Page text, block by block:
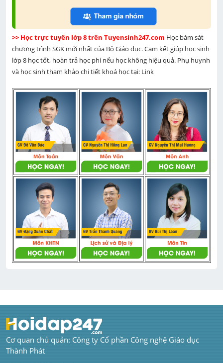
>> Học trực tuyến lớp 8 trên Tuyensinh247.com Học bám sát
chương trình SGK mới nhất của Bộ Giáo dục. Cam kết giúp học sinh
lớp 8 học tốt, hoàn trả học phí nếu học không hiệu quả. Phụ huynh
và học sinh tham khảo chi tiết khoá học tại: Link
Cơ quan chủ quản: Công ty Cổ phần Công nghệ Giáo dục
Thành Phát